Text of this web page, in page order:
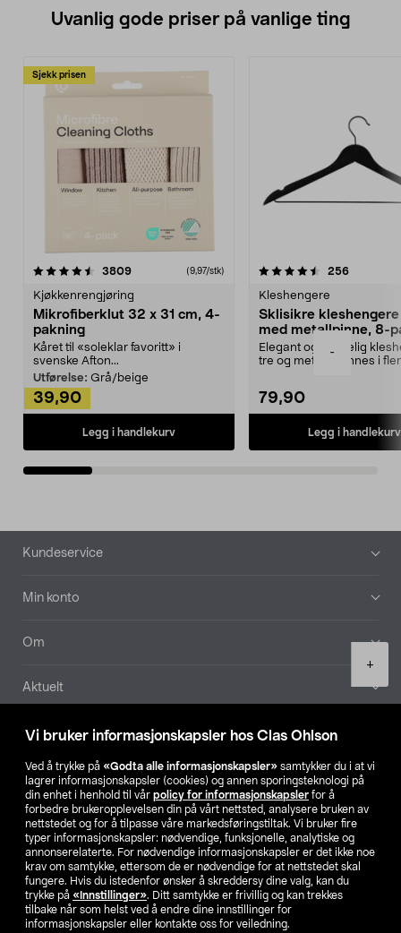
Vi bruker informasjonskapsler hos Clas Ohlson
Ved å trykke på «Godta alle informasjonskapsler» samtykker du i at vi
lagrer informasjonskapsler (cookies) og annen sporingsteknologi på
din enhet i henhold til vår policy for informasjonskapsler for å
forbedre brukeropplevelsen din på vårt nettsted, analysere bruken av
nettstedet og for å tilpasse våre markedsføringstiltak. Vi bruker fire
typer informasjonskapsler: nødvendige, funksjonelle, analytiske og
annonserelaterte. For nødvendige informasjonskapsler er det ikke noe
krav om samtykke, ettersom de er nødvendige for at nettstedet skal
fungere. Hvis du istedenfor ønsker å skreddersy dine valg, kan du
trykke på «Innstillinger». Ditt samtykke er frivillig og kan trekkes
tilbake når som helst ved å endre dine innstillinger for
informasjonskapsler eller kontakte oss for veiledning.
-
+
Uvanlig gode priser på vanlige ting
Sjekk prisen
3809anmeldelser(9,97/stk)
Kjøkkenrengjøring
Mikrofiberklut 32 x 31 cm, 4-
pakning
Kåret til «soleklar favoritt» i
svenske Afton...
Utførelse: Grå/beige
39,90
Legg i handlekurv
4.5av 5 stjerner 256
Kleshengere
Sklisikre
med metallpinne, 8-
Elegant og skikkelig
tre og metall – finnes i
79,90
Legg i handlekurv
4.5av 5 stjerner
Bunntekst
Kundeservice
Min konto
Om
Aktuelt
Våre selskaper
Finn din butikk
SE NO FI